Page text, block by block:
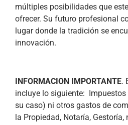
múltiples posibilidades que
ofrecer. Su futuro profesional
lugar donde la tradición se
innovación.
INFORMACION IMPORTANTE.
incluye lo siguiente: Impuestos
su caso) ni otros gastos de
la Propiedad, Notaría, Gestoría,